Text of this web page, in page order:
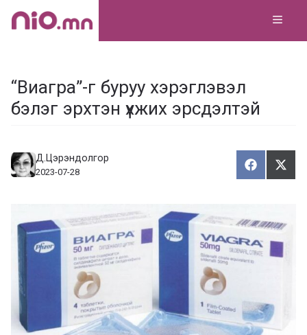
Skip
“Виагра”-г буруу хэрэглэвэл
бэлэг эрхтэн үхжих эрсдэлтэй
Д.Цэрэндолгор
2023-07-28
Х
у
л
ц
а
Т
ү
х